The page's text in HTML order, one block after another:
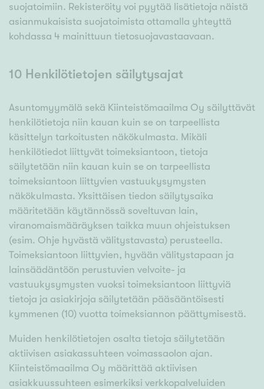
suojatoimiin. Rekisteröity voi pyytää lisätietoja näistä
asianmukaisista suojatoimista ottamalla yhteyttä
kohdassa 4 mainittuun tietosuojavastaavaan.
10 Henkilötietojen säilytysajat
Asuntomyymälä sekä Kiinteistömaailma Oy säilyttävät
henkilötietoja niin kauan kuin se on tarpeellista
käsittelyn tarkoitusten näkökulmasta. Mikäli
henkilötiedot liittyvät toimeksiantoon, tietoja
säilytetään niin kauan kuin se on tarpeellista
toimeksiantoon liittyvien vastuukysymysten
näkökulmasta. Yksittäisen tiedon säilytysaika
määritetään käytännössä soveltuvan lain,
viranomaismääräyksen taikka muun ohjeistuksen
(esim. Ohje hyvästä välitystavasta) perusteella.
Toimeksiantoon liittyvien, hyvään välitystapaan ja
lainsäädäntöön perustuvien velvoite- ja
vastuukysymysten vuoksi toimeksiantoon liittyviä
tietoja ja asiakirjoja säilytetään pääsääntöisesti
kymmenen (10) vuotta toimeksiannon päättymisestä.
Muiden henkilötietojen osalta tietoja säilytetään
aktiivisen asiakassuhteen voimassaolon ajan.
Kiinteistömaailma Oy määrittää aktiivisen
asiakkuussuhteen esimerkiksi verkkopalveluiden